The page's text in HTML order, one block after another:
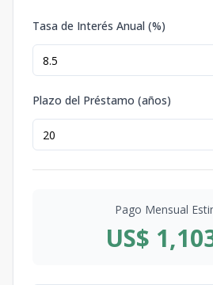
Tasa de Interés Anual (%)
Plazo del Préstamo (años)
Pago Mensual
US$